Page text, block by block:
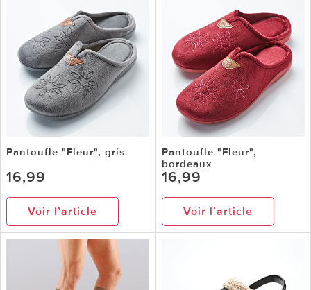
Pantoufle "Fleur", gris
16,99
Voir l’article
Pantoufle "Fleur",
bordeaux
16,99
Voir l’article